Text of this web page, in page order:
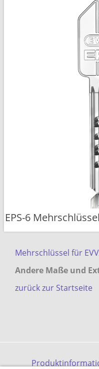
EPS-6
Mehrschlüssel für
Andere Maße und
zurück zur Startseite